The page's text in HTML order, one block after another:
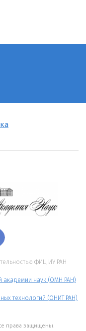
ФИЦ ИУ РАН
академии наук (ОМН РАН)
технологий (ОНИТ РАН)
права защищены.